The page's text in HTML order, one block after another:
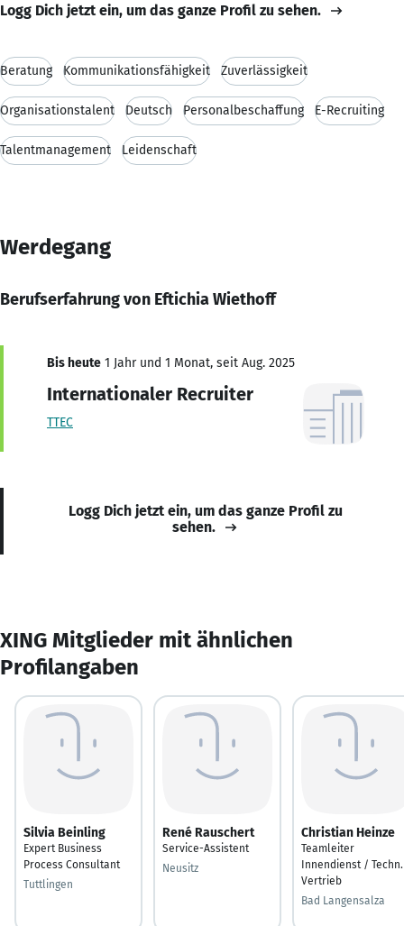
Logg Dich jetzt ein, um das ganze Profil zu sehen.
Beratung Kommunikationsfähigkeit Zuverlässigkeit
Organisationstalent Deutsch Personalbeschaffung E-Recruiting
Talentmanagement Leidenschaft
Werdegang
Berufserfahrung von Eftichia Wiethoff
Bis heute 1 Jahr und 1 Monat, seit Aug. 2025
Internationaler Recruiter
TTEC
Logg Dich jetzt ein, um das ganze Profil zu
sehen.
XING Mitglieder mit ähnlichen
Profilangaben
Silvia Beinling
Expert Business
Process Consultant
Tuttlingen
René Rauschert
Service-Assistent
Neusitz
Christian Heinze
Teamleiter
Innendienst / Techn.
Vertrieb
Bad Langensalza